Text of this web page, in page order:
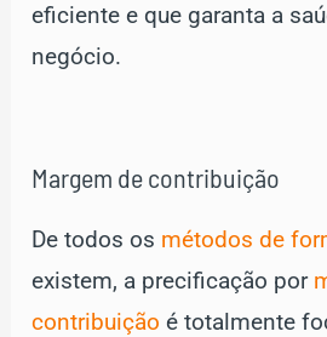
eficiente e que garanta a
negócio.
Margem de contribuição
De todos os métodos de
existem, a precificação por
contribuição é totalmente